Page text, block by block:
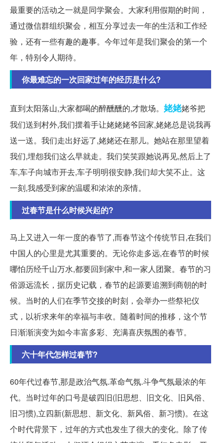
最重要的活动之一就是同学聚会。大家利用假期的时间，
通过微信群组织聚会，相互分享过去一年的生活和工作经
验，还有一些有趣的趣事。今年过年是我们聚会的第一个
年，特别令人期待。
你最难忘的一次回家过年的经历是什么?
直到太阳落山,大家都喝的醉醺醺的,才散场。 姥姥姥爷把
我们送到村外,我们摆着手让姥姥姥爷回家,姥姥总是说我再
送一送。我们走出好远了,姥姥还在那儿。她站在那里望着
我们,埋怨我们这么早就走。我们笑笑跟她说再见,然后上了
车,车子向城市开去,车子明明很安静,我们却大笑不止。这
一刻,我感受到家的温暖和浓浓的亲情。
过春节是什么时候兴起的?
马上又进入一年一度的春节了,而春节这个传统节日,在我们
中国人的心里是尤其重要的。无论你走多远,在春节的时候
哪怕历经千山万水,都要回到家中,和一家人团聚。春节的习
俗源远流长，据历史记载，春节的起源要追溯到商朝的时
候。当时的人们在季节交接的时刻，会举办一些祭祀仪
式，以祈求来年的幸福与丰收。随着时间的推移，这个节
日渐渐演变为如今丰富多彩、充满喜庆氛围的春节。
六十年代怎样过春节?
60年代过春节,那是政治气氛.革命气氛.斗争气氛最浓的年
代。当时过年的口号是破四旧(旧思想、旧文化、旧风俗、
旧习惯),立四新(新思想、新文化、新风俗、新习惯)。在这
个时代背景下，过年的方式也发生了很大的变化。除了传